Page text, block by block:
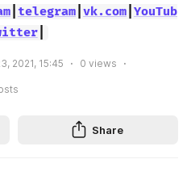
telegram vk.com YouTub
|
2021, 15:45 0 views
Share